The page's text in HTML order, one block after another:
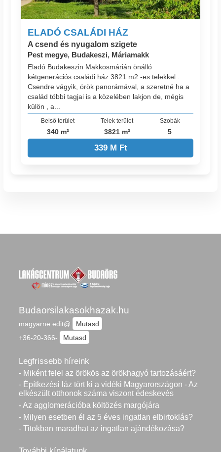
ELADÓ CSALÁDI HÁZ
A csend és nyugalom szigete
Pest megye, Budakeszi, Máriamakk
Eladó Budakeszin Makkosmárián önálló
kétgenerációs családi ház 3821 m2 -es telekkel .
Csendre vágyik, örök panorámával, a szeretné ha a
család többi tagjai is a közelében lakjon de, mégis
külön , a...
Belső terület
340 m²
Telek terület
3821 m²
Szobák
5
339 M Ft
Budaorsilakasokhazak.hu
magyarne.edit@
Mutasd
+36-20-366-
Mutasd
Legfrissebb híreink
- Miként felel az örökös az örökhagyó tartozásáért?
- Építkezési láz tört ki a vidéki Magyarországon - Az
elkészült otthonok száma viszont édeskevés
- Az agglomerációba költözés margójára
- Milyen esetben él az 5 éves ingatlan elbirtoklás?
- Titokban maradhat az ingatlan ajándékozása?